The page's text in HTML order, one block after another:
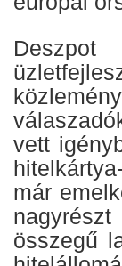
vett
már
összegű